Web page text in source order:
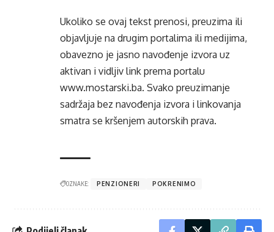
Ukoliko se ovaj tekst prenosi, preuzima ili
objavljuje na drugim portalima ili medijima,
obavezno je jasno navođenje izvora uz
aktivan i vidljiv link prema portalu
www.mostarski.ba. Svako preuzimanje
sadržaja bez navođenja izvora i linkovanja
smatra se kršenjem autorskih prava.
OZNAKE: PENZIONERI POKRENIMO